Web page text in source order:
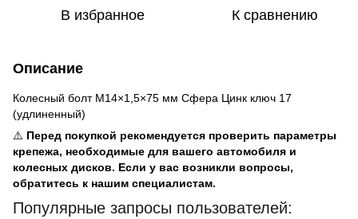
В избранное К сравнению
Описание
Колесный болт M14×1,5×75 мм Сфера Цинк ключ 17
(удлиненный)
⚠️ Перед покупкой рекомендуется проверить параметры
крепежа, необходимые для вашего автомобиля и
колесных дисков. Если у вас возникли вопросы,
обратитесь к нашим специалистам.
Популярные запросы пользователей: